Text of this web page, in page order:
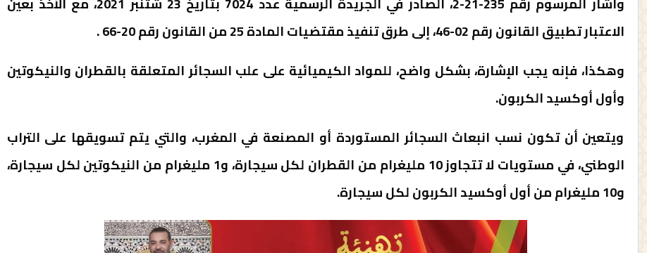
الاعتبار تطبيق القانون رقم 02-46، إلى طرق تنفيذ مقتضيات المادة 25 من القانون رقم 20-66 .
وهكذا، فإنه يجب الإشارة، بشكل واضح، للمواد الكيميائية على علب السجائر المتعلقة بالقطران والنيكوتين
وأول أوكسيد الكربون.
ويتعين أن تكون نسب انبعاث السجائر المستوردة أو المصنعة في المغرب، والتي يتم تسويقها على التراب
الوطني، في مستويات لا تتجاوز 10 مليغرام من القطران لكل سيجارة، و1 مليغرام من النيكوتين لكل سيجارة،
و10 مليغرام من أول أوكسيد الكربون لكل سيجارة.